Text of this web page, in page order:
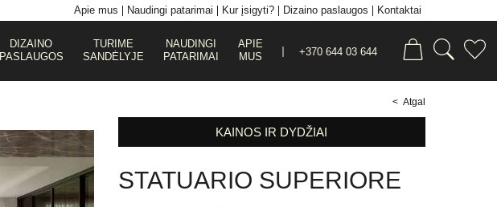
Apie mus Naudingi patarimai Kur įsigyti? Dizaino paslaugos Kontaktai
DIZAINO
PASLAUGOS
TURIME
SANDĖLYJE
NAUDINGI
PATARIMAI
APIE
MUS
+370 644 03 644
< Atgal
KAINOS IR DYDŽIAI
STATUARIO SUPERIORE